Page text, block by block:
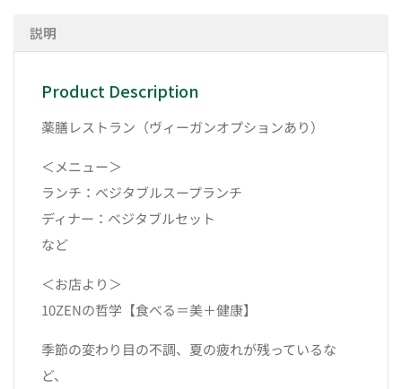
説明
Product Description
薬膳レストラン（ヴィーガンオプションあり）
＜メニュー＞
ランチ：ベジタブルスープランチ
ディナー：ベジタブルセット
など
＜お店より＞
10ZENの哲学【食べる＝美＋健康】
季節の変わり目の不調、夏の疲れが残っているな
ど、